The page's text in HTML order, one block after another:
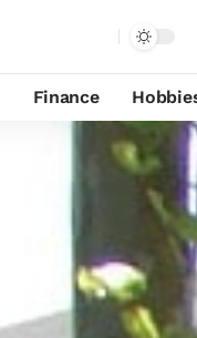
Finance